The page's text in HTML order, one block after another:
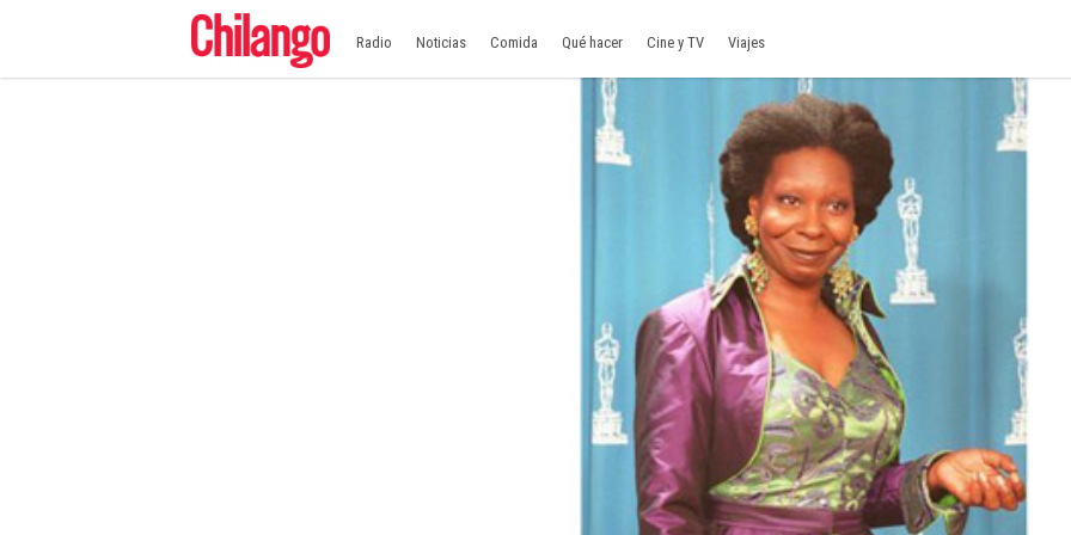
Radio Noticias Comida Qué hacer Cine y TV Viajes